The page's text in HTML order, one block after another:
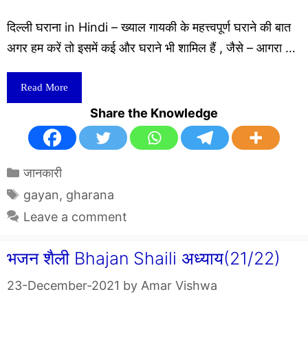
दिल्ली घराना in Hindi – ख्याल गायकी के महत्त्वपूर्ण घराने की बात
अगर हम करें तो इसमें कई और घराने भी शामिल हैं , जैसे – आगरा …
Read More
Share the Knowledge
Categories
जानकारी
Tags
gayan, gharana
Leave a comment
भजन शैली Bhajan Shaili अध्याय(21/22)
23-December-2021 by Amar Vishwa